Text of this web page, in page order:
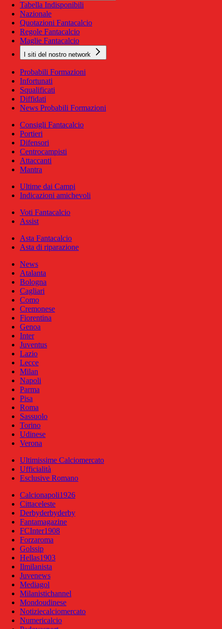
Tabella Indisponibili
Nazionale
Quotazioni Fantacalcio
Regole Fantacalcio
Maglie Fantacalcio
I siti del nostro network
Probabili Formazioni
Infortunati
Squalificati
Diffidati
News Probabili Formazioni
Consigli Fantacalcio
Portieri
Difensori
Centrocampisti
Attaccanti
Mantra
Ultime dai Campi
Indicazioni amichevoli
Voti Fantacalcio
Assist
Asta Fantacalcio
Asta di riparazione
News
Atalanta
Bologna
Cagliari
Como
Cremonese
Fiorentina
Genoa
Inter
Juventus
Lazio
Lecce
Milan
Napoli
Parma
Pisa
Roma
Sassuolo
Torino
Udinese
Verona
Ultimissime Calciomercato
Ufficialità
Esclusive Romano
Calcionapoli1926
Cittaceleste
Derbyderbyderby
Fantamagazine
FCInter1908
Forzaroma
Golssip
Hellas1903
Ilmilanista
Juvenews
Mediagol
Milanistichannel
Mondoudinese
Notiziecalciomercato
Numericalcio